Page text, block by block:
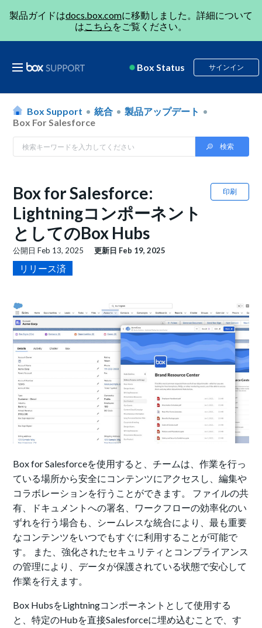
製品ガイドはdocs.box.comに移動しました。詳細について
はこちら をご覧ください。
Box Status サインイン
Box Support 統合
製品アップデート
Box For Salesforce
印刷
Box for Salesforce:
Lightningコンポーネント
としてのBox Hubs
公開日Feb 13, 2025 更新日 Feb 19, 2025
リリース済
Box for Salesforceを使用すると、チームは、作業を行っ
ている場所から安全にコンテンツにアクセスし、編集や
コラボレーションを行うことができます。 ファイルの共
有、ドキュメントへの署名、ワークフローの効率化のい
ずれを行う場合も、シームレスな統合により、最も重要
なコンテンツをいつでもすぐに利用することが可能で
す。 また、強化されたセキュリティとコンプライアンス
の管理により、データが保護されている状態で安心して
作業を行えます。
Box HubsをLightningコンポーネントとして使用する
と、特定のHubを直接Salesforceに埋め込むことで、す